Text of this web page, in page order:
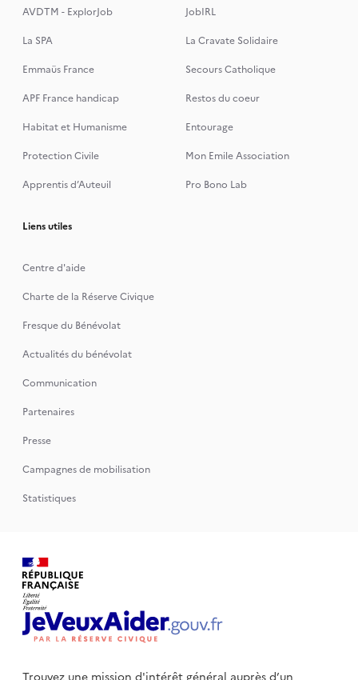
AVDTM - ExplorJob
JobIRL
La SPA
La Cravate Solidaire
Emmaüs France
Secours Catholique
APF France handicap
Restos du coeur
Habitat et Humanisme
Entourage
Protection Civile
Mon Emile Association
Apprentis d’Auteuil
Pro Bono Lab
Liens utiles
Centre d'aide
Charte de la Réserve Civique
Fresque du Bénévolat
Actualités du bénévolat
Communication
Partenaires
Presse
Campagnes de mobilisation
Statistiques